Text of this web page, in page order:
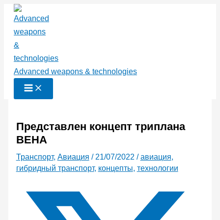
Перейти
содержимому
Advanced weapons & technologies
Представлен концепт триплана
BEHA
Транспорт, Авиация / 21/07/2022 /авиация,
гибридный транспорт, концепты, технологии